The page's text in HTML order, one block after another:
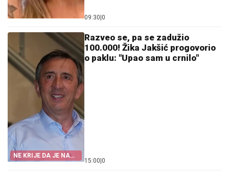
09:30 0
NE KRIJE DA JE NA
MUKAMA
Razveo se, pa se zadužio
100.000! Žika Jakšić progovorio
o paklu: "Upao sam u crnilo"
15:00 0